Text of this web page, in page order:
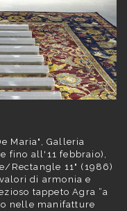
Maria", Galleria
fino all'11 febbraio),
Rectangle 11" (1986)
di armonia e
tappeto Agra “a
nelle manifatture